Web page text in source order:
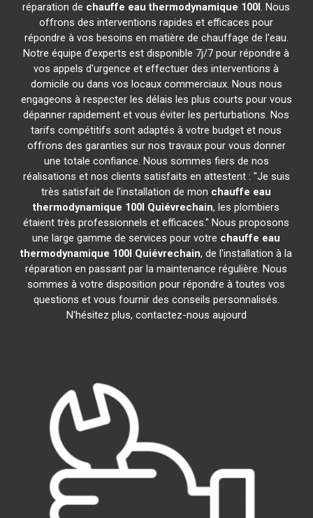
réparation de chauffe eau thermodynamique 100l. Nous
offrons des interventions rapides et efficaces pour
répondre à vos besoins en matière de chauffage de l'eau.
Notre équipe d'experts est disponible 7j/7 pour répondre à
vos appels d'urgence et effectuer des interventions à
domicile ou dans vos locaux commerciaux. Nous nous
engageons à respecter les délais les plus courts pour vous
dépanner rapidement et vous éviter les perturbations. Nos
tarifs compétitifs sont adaptés à votre budget et nous
offrons des garanties sur nos travaux pour vous donner
une totale confiance. Nous sommes fiers de nos
réalisations et nos clients satisfaits en attestent : "Je suis
très satisfait de l'installation de mon chauffe eau
thermodynamique 100l Quiévrechain, les plombiers
étaient très professionnels et efficaces." Nous proposons
une large gamme de services pour votre chauffe eau
thermodynamique 100l Quiévrechain, de l'installation à la
réparation en passant par la maintenance régulière. Nous
sommes à votre disposition pour répondre à toutes vos
questions et vous fournir des conseils personnalisés.
N'hésitez plus, contactez-nous aujourd